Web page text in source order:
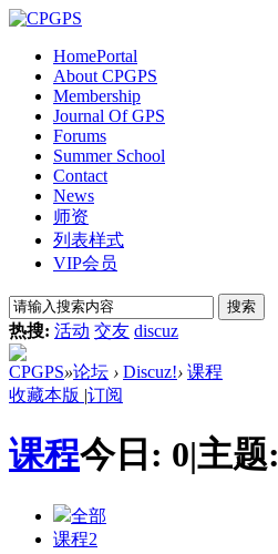
HomePortal
About CPGPS
Membership
Journal Of GPS
Forums
Summer School
Contact
News
师资
列表样式
VIP会员
搜索
热搜: 活动 交友 discuz
CPGPS»论坛 › Discuz!› 课程
收藏本版 |订阅
课程今日: 0|主题:
全部
课程2